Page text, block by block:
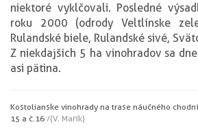
niektoré vyklčovali. Posledné
roku 2000 (odrody Veltlínske
Rulandské biele, Rulandské sivé,
Z niekdajších 5 ha vinohradov sa
asi pätina.
Kostolianske vinohrady na trase náučného
15 a č.16 /(V. Mařík)